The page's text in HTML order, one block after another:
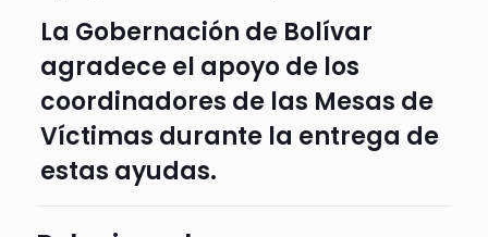
La Gobernación de Bolívar
agradece el apoyo de los
coordinadores de las Mesas de
Víctimas durante la entrega de
estas ayudas.